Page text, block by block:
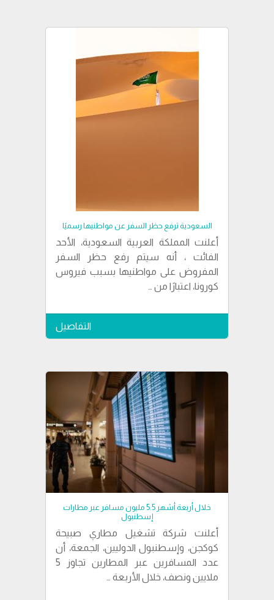
السعودية ترفع حظر السفر عن مواطنيها رسميًا
أعلنت المملكة العربية السعودية، الأحد
الفائت ، أنه سيتم رفع حظر السفر
المفروض على مواطنيها بسبب فيروس
كورونا، اعتبارًا من …
التفاصيل
خلال أربعة أشهر 5.5 مليون مسافر عبر مطارات
إسطنبول
أعلنت شركة تشغيل مطاري صبيحة
كوكجن، وإسطنبول الدوليين، الجمعة، أن
عدد المسافرين عبر المطارين تجاوز 5
ملايين ونصف، خلال الأربعة …